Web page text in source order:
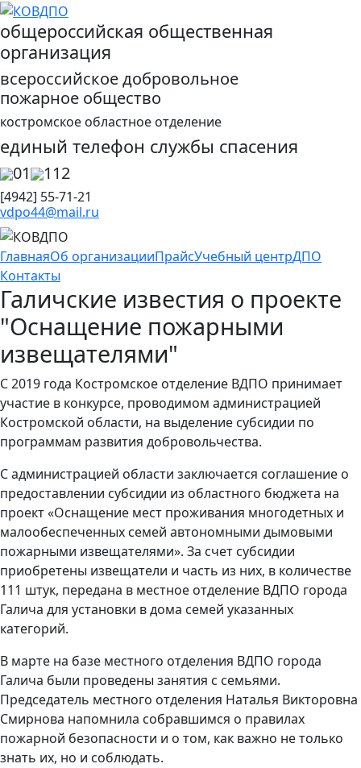
общероссийская общественная
организация
всероссийское добровольное
пожарное общество
костромское областное отделение
единый телефон службы спасения
01 112
[4942] 55-71-21
vdpo44@mail.ru
ГлавнаяОб организацииПрайсУчебный центрДПО
Контакты
Галичские известия о проекте
"Оснащение пожарными
извещателями"
С 2019 года Костромское отделение ВДПО принимает
участие в конкурсе, проводимом администрацией
Костромской области, на выделение субсидии по
программам развития добровольчества.
С администрацией области заключается соглашение о
предоставлении субсидии из областного бюджета на
проект «Оснащение мест проживания многодетных и
малообеспеченных семей автономными дымовыми
пожарными извещателями». За счет субсидии
приобретены извещатели и часть из них, в количестве
111 штук, передана в местное отделение ВДПО города
Галича для установки в дома семей указанных
категорий.
В марте на базе местного отделения ВДПО города
Галича были проведены занятия с семьями.
Председатель местного отделения Наталья Викторовна
Смирнова напомнила собравшимся о правилах
пожарной безопасности и о том, как важно не только
знать их, но и соблюдать.